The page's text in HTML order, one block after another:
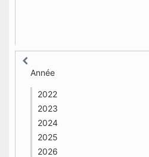
Année
2022
2023
2024
2025
2026